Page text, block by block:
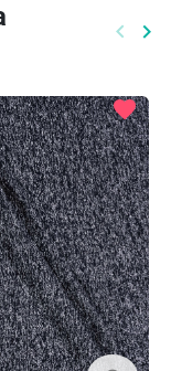
keyboard_arrow_left keyboard_arrow_right
favorite